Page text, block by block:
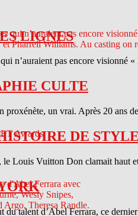
LIGNES
n’auraient pas encore
CULTE
proxénète, un vrai. Après 20 ans
DE STYLE
Louis Vuitton Don clamait haut
du talent d’Abel Ferrara, ce